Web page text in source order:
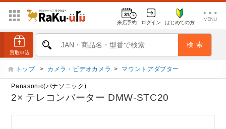
来店予約 ログイン はじめての方
トップ > カメラ・ビデオカメラ > マウントアダプター
Panasonic(パナソニック)
2× テレコンバーター DMW-STC20